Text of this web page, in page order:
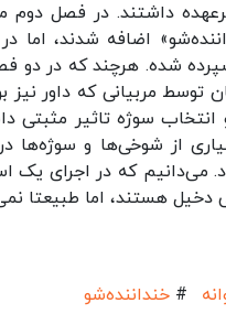
داشتند. در فصل دوم
اضافه شدند،
اول و دوم «خنداننده‌شو ۱ و ۲»
مربیانی که داور نیز
سوژه تاثیر مثبتی
باعث شده بسیاری از شوخی‌ها و
دخیل هستند، اما طبیعتا
# خنداننده‌شو